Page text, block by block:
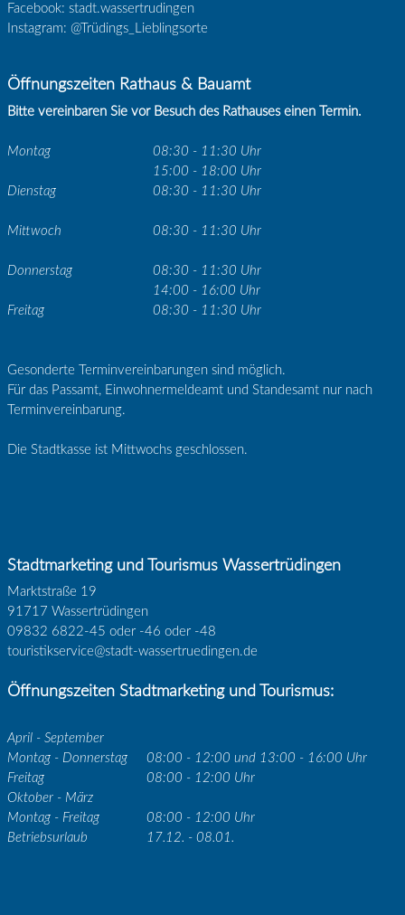
Facebook: stadt.wassertrudingen
Instagram: @Trüdings_Lieblingsorte
Öffnungszeiten Rathaus & Bauamt
Bitte vereinbaren Sie vor Besuch des Rathauses einen Termin.
Montag
08:30 - 11:30 Uhr
15:00 - 18:00 Uhr
Dienstag
08:30 - 11:30 Uhr
Mittwoch 08:30 - 11:30 Uhr
Donnerstag
08:30 - 11:30 Uhr
14:00 - 16:00 Uhr
Freitag
08:30 - 11:30 Uhr
Gesonderte Terminvereinbarungen sind möglich.
Für das Passamt, Einwohnermeldeamt und Standesamt nur nach
Terminvereinbarung.
Die Stadtkasse ist Mittwochs geschlossen.
Stadtmarketing und Tourismus Wassertrüdingen
Marktstraße 19
91717 Wassertrüdingen
09832 6822-45 oder -46 oder -48
touristikservice@stadt-wassertruedingen.de
Öffnungszeiten Stadtmarketing und Tourismus:
April - September
Montag - Donnerstag
08:00 - 12:00 und 13:00 - 16:00 Uhr
Freitag
08:00 - 12:00 Uhr
Oktober - März
Montag - Freitag
08:00 - 12:00 Uhr
Betriebsurlaub
17.12. - 08.01.